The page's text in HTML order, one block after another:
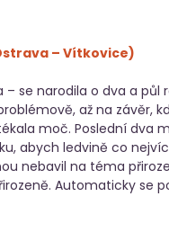
– Vítkovice)
– se narodila o dva a
až na závěr,
moč. Poslední
abych ledvině co
nebavil na téma
Automaticky se